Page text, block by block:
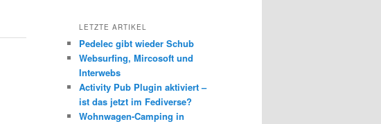
LETZTE ARTIKEL
Pedelec gibt wieder Schub
Websurfing, Mircosoft und
Interwebs
Activity Pub Plugin aktiviert –
ist das jetzt im Fediverse?
Wohnwagen-Camping in